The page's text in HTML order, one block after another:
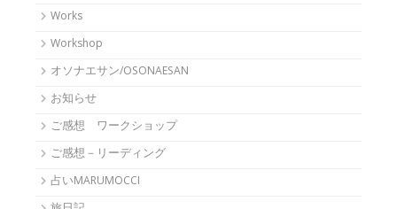
Works
Workshop
オソナエサン/OSONAESAN
お知らせ
ご感想 ワークショップ
ご感想－リーディング
占いMARUMOCCI